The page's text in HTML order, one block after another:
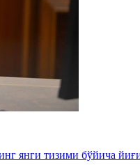
янги тизими бўйича